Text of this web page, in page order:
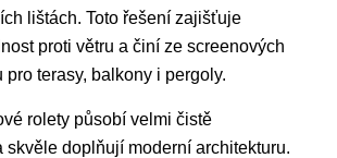
lištách. Toto řešení zajišťuje
proti větru a činí ze screenových
terasy, balkony i pergoly.
rolety působí velmi čistě
skvěle doplňují moderní architekturu.